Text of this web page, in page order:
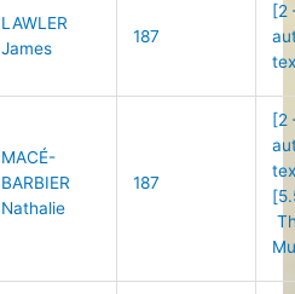
LAWLER
James
187
[2
MACÉ-
BARBIER
Nathalie
187
[2